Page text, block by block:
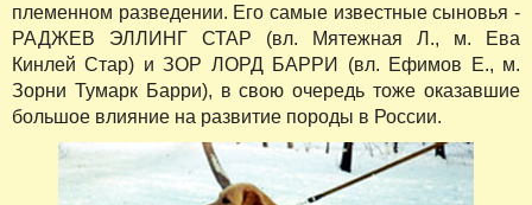
племенном разведении. Его самые известные сыновья -
РАДЖЕВ ЭЛЛИНГ СТАР (вл. Мятежная Л., м. Ева
Кинлей Стар) и ЗОР ЛОРД БАРРИ (вл. Ефимов Е., м.
Зорни Тумарк Барри), в свою очередь тоже оказавшие
большое влияние на развитие породы в России.